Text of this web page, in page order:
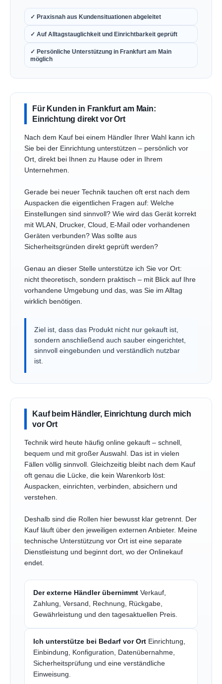
✓ Praxisnah aus Kundensituationen abgeleitet
✓ Auf Alltagstauglichkeit und Einrichtbarkeit geprüft
✓ Persönliche Unterstützung in Frankfurt am Main
möglich
Für Kunden in Frankfurt am Main:
Einrichtung direkt vor Ort
Nach dem Kauf bei einem Händler Ihrer Wahl kann ich
Sie bei der Einrichtung unterstützen – persönlich vor
Ort, direkt bei Ihnen zu Hause oder in Ihrem
Unternehmen.
Gerade bei neuer Technik tauchen oft erst nach dem
Auspacken die eigentlichen Fragen auf: Welche
Einstellungen sind sinnvoll? Wie wird das Gerät korrekt
mit WLAN, Drucker, Cloud, E-Mail oder vorhandenen
Geräten verbunden? Was sollte aus
Sicherheitsgründen direkt geprüft werden?
Genau an dieser Stelle unterstütze ich Sie vor Ort:
nicht theoretisch, sondern praktisch – mit Blick auf Ihre
vorhandene Umgebung und das, was Sie im Alltag
wirklich benötigen.
Ziel ist, dass das Produkt nicht nur gekauft ist,
sondern anschließend auch sauber eingerichtet,
sinnvoll eingebunden und verständlich nutzbar
ist.
Kauf beim Händler, Einrichtung durch mich
vor Ort
Technik wird heute häufig online gekauft – schnell,
bequem und mit großer Auswahl. Das ist in vielen
Fällen völlig sinnvoll. Gleichzeitig bleibt nach dem Kauf
oft genau die Lücke, die kein Warenkorb löst:
Auspacken, einrichten, verbinden, absichern und
verstehen.
Deshalb sind die Rollen hier bewusst klar getrennt. Der
Kauf läuft über den jeweiligen externen Anbieter. Meine
technische Unterstützung vor Ort ist eine separate
Dienstleistung und beginnt dort, wo der Onlinekauf
endet.
Der externe Händler übernimmt Verkauf,
Zahlung, Versand, Rechnung, Rückgabe,
Gewährleistung und den tagesaktuellen Preis.
Ich unterstütze bei Bedarf vor Ort Einrichtung,
Einbindung, Konfiguration, Datenübernahme,
Sicherheitsprüfung und eine verständliche
Einweisung.